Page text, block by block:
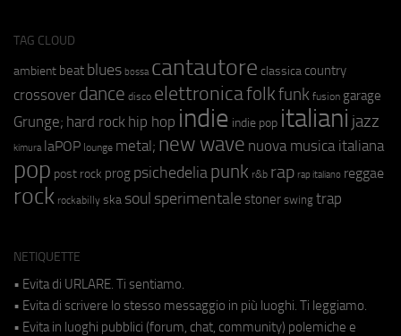
TAG CLOUD
ambient beat blues bossa cantautore classica country
crossover dance disco elettronicafolkfunk fusion garage
Grunge; hard rock hip hop indie indie pop italiani jazz
kimura laPOP lounge metal; new wave nuova musica italiana
pop post rock prog psichedeliapunk r&b rap rap italiano reggae
rock rockabilly ska soul sperimentale stoner swing trap
NETIQUETTE
• Evita di URLARE. Ti sentiamo.
• Evita di scrivere lo stesso messaggio in più luoghi. Ti leggiamo.
• Evita in luoghi pubblici (forum, chat, community) polemiche e